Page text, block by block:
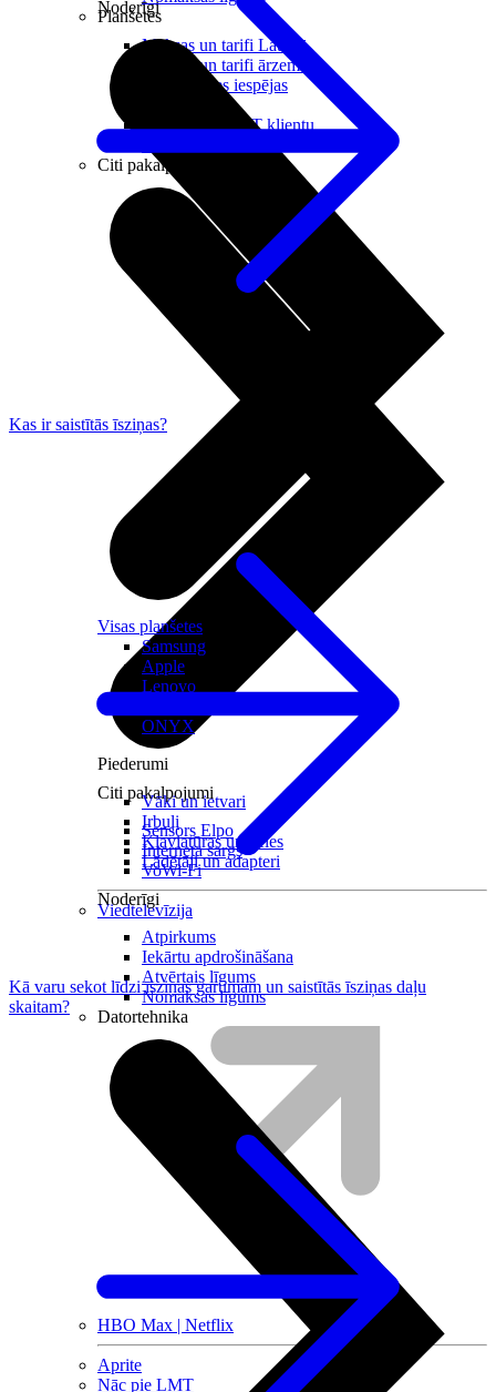
Noderīgi
Maksas un tarifi Latvijā
Maksas un tarifi ārzemēs
LMT Kartes iespējas
Kā kļūt par LMT klientu
Citi pakalpojumi
Citi pakalpojumi
Sensors Elpo
Interneta sargs
VoWi-Fi
Viedtelevīzija
HBO Max | Netflix
Aprite
Nāc pie LMT
Planšetes
Visas planšetes
Samsung
Apple
Lenovo
ONYX
Piederumi
Vāki un ietvari
Irbuļi
Klaviatūras un peles
Lādētāji un adapteri
Noderīgi
Atpirkums
Iekārtu apdrošināšana
Atvērtais līgums
Nomaksas līgums
Datortehnika
Kas ir saistītās īsziņas?
Kā varu sekot līdzi īsziņas garumam un saistītās īsziņas daļu
skaitam?